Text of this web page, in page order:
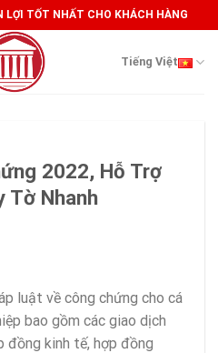
LỢI TỐT NHẤT CHO KHÁCH HÀNG
Tiếng Việt
2022, Hỗ Trợ
Tờ Nhanh
luật về công chứng cho cá
bao gồm các giao dịch
đồng kinh tế, hợp đồng